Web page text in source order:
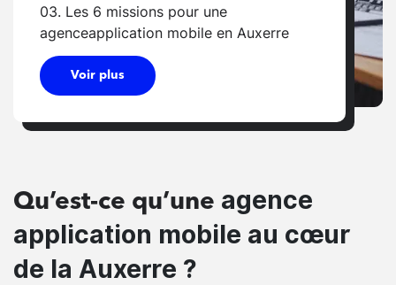
03. Les 6 missions pour une
agenceapplication mobile en Auxerre
Voir plus
Qu’est-ce qu’une agence
application mobile au cœur
de la Auxerre ?